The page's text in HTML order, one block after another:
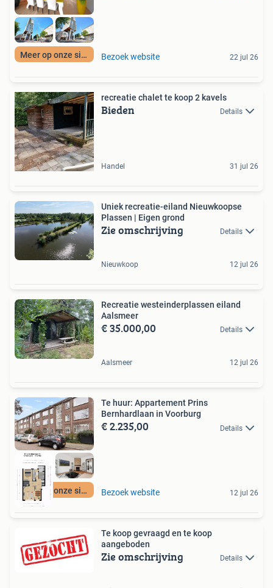
Meer op onze site Bezoek website 22 jul 26
recreatie chalet te koop 2 kavels
Bieden Details
Handel 31 jul 26
Uniek recreatie-eiland Nieuwkoopse
Plassen | Eigen grond
Zie omschrijving Details
Nieuwkoop 12 jul 26
Recreatie westeinderplassen eiland
Aalsmeer
€ 35.000,00 Details
Aalsmeer 12 jul 26
Meer op onze site
Te huur: Appartement Prins
Bernhardlaan in Voorburg
€ 2.235,00 Details
Bezoek website 12 jul 26
Te koop gevraagd en te koop
aangeboden
Zie omschrijving Details